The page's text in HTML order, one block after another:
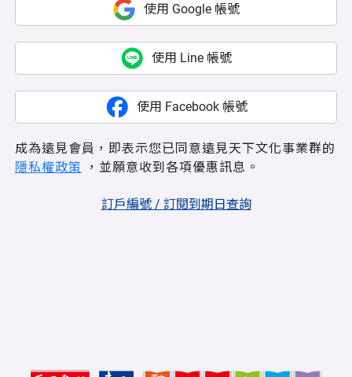
使用 Google 帳號
使用 Line 帳號
使用 Facebook 帳號
成為遠見會員，即表示您已同意遠見天下文化事業群的
隱私權政策 ，並願意收到各項優惠訊息。
訂戶編號 / 訂閱到期日查詢